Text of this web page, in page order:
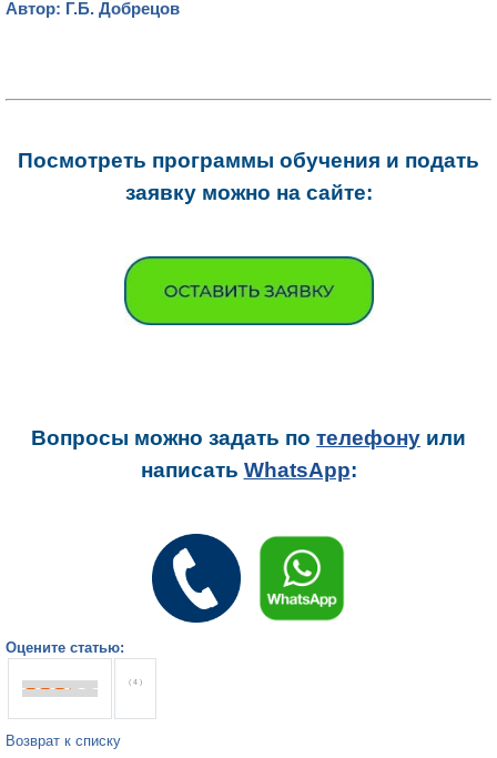
Автор: Г.Б. Добрецов
Посмотреть программы обучения и подать
заявку можно на сайте:
Вопросы можно задать по телефону или
написать WhatsApp:
Оцените статью:
( 4 )
Возврат к списку